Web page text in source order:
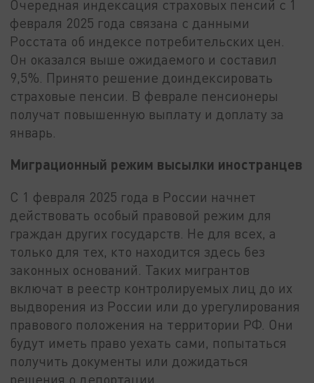
Очередная индексация страховых пенсий с 1
февраля 2025 года связана с данными
Росстата об индексе потребительских цен.
Он оказался выше ожидаемого и составил
9,5%. Принято решение доиндексировать
страховые пенсии. В феврале пенсионеры
получат повышенную выплату и доплату за
январь.
Миграционный режим высылки иностранцев
С 1 февраля 2025 года в России начнет
действовать особый правовой режим для
граждан других государств. Не для всех, а
только для тех, кто находится здесь без
законных оснований. Таких мигрантов
включат в реестр контролируемых лиц до их
выдворения из России или до урегулирования
правового положения на территории РФ. Они
будут иметь право уехать сами, попытаться
получить документы или дожидаться
решения о депортации.